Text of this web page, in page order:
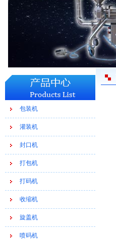
包装机
灌装机
封口机
打包机
打码机
收缩机
旋盖机
喷码机